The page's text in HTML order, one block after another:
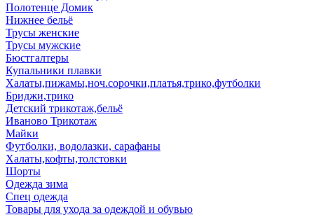
Полотенце Домик
Нижнее бельё
Трусы женские
Трусы мужские
Бюстгалтеры
Купальники плавки
Халаты,пижамы,ноч.сорочки,платья,трико,футболки
Бриджи,трико
Детский трикотаж,бельё
Иваново Трикотаж
Майки
Футболки, водолазки, сарафаны
Халаты,кофты,толстовки
Шорты
Одежда зима
Спец одежда
Товары для ухода за одеждой и обувью